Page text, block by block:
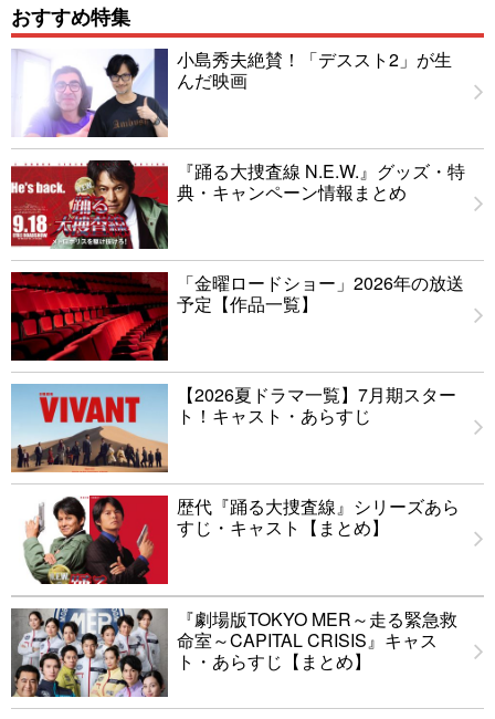
おすすめ特集
小島秀夫絶賛！「デススト2」が生
んだ映画
『踊る大捜査線 N.E.W.』グッズ・特
典・キャンペーン情報まとめ
「金曜ロードショー」2026年の放送
予定【作品一覧】
【2026夏ドラマ一覧】7月期スター
ト！キャスト・あらすじ
歴代『踊る大捜査線』シリーズあら
すじ・キャスト【まとめ】
『劇場版TOKYO MER～走る緊急救
命室～CAPITAL CRISIS』キャス
ト・あらすじ【まとめ】